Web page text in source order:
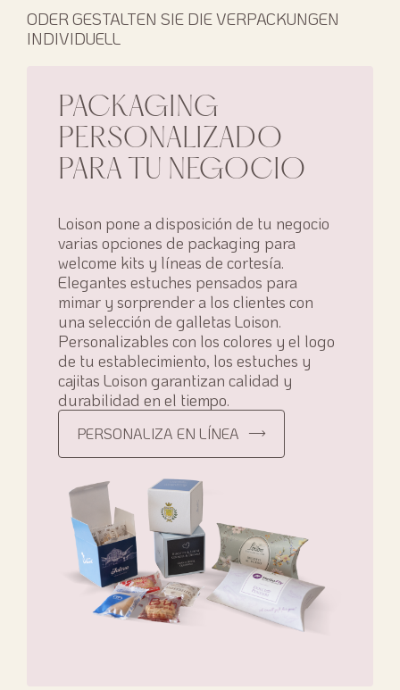
ODER GESTALTEN SIE DIE VERPACKUNGEN
INDIVIDUELL
PACKAGING
PERSONALIZADO
PARA TU NEGOCIO
Loison pone a disposición de tu negocio
varias opciones de packaging para
welcome kits y líneas de cortesía.
Elegantes estuches pensados para
mimar y sorprender a los clientes con
una selección de galletas Loison.
Personalizables con los colores y el logo
de tu establecimiento, los estuches y
cajitas Loison garantizan calidad y
durabilidad en el tiempo.
PERSONALIZA EN LÍNEA